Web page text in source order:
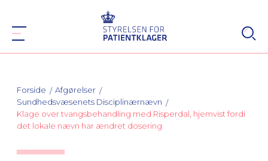
Forside
Afgørelser
Sundhedsvæsenets Disciplinærnævn
Klage over tvangsbehandling med Risperdal, hjemvist fordi
det lokale nævn har ændret dosering